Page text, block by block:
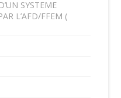
SYSTEME
L’AFD/FFEM (